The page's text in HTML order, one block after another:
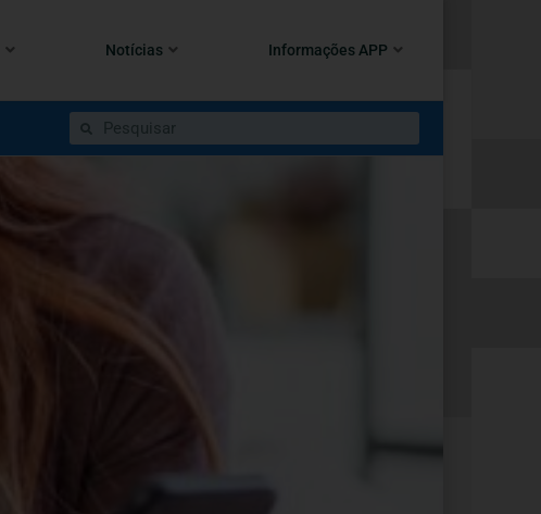
Notícias Informações APP